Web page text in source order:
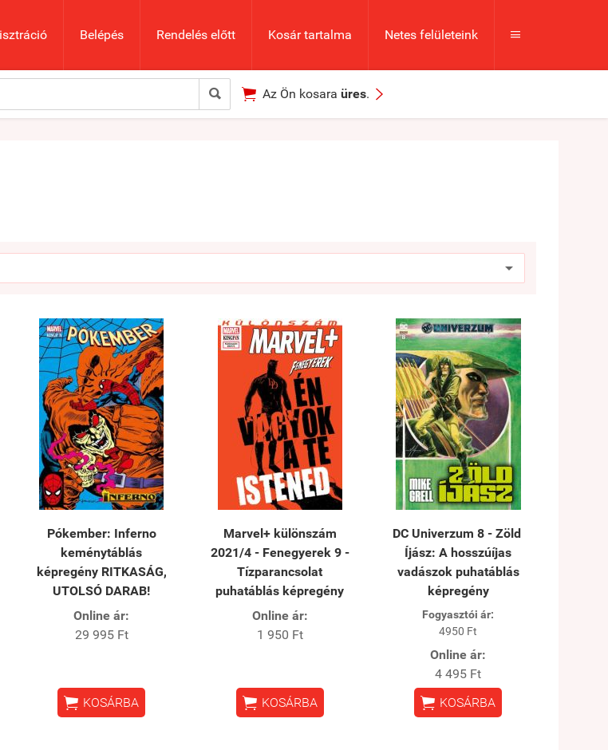
Belépés Rendelés előtt Kosár tartalma Netes felületeink 
  Az Ön kosara üres. 
Pókember: Inferno
keménytáblás
képregény RITKASÁG,
UTOLSÓ DARAB!
Online ár:
29 995 Ft
 KOSÁRBA
Marvel+ különszám
2021/4 - Fenegyerek 9 -
Tízparancsolat
puhatáblás képregény
Online ár:
1 950 Ft
 KOSÁRBA
DC Univerzum 8 - Zöld ​
Íjász: A hosszúíjas
vadászok puhatáblás
képregény
Fogyasztói ár:
4950 Ft
Online ár:
4 495 Ft
 KOSÁRBA